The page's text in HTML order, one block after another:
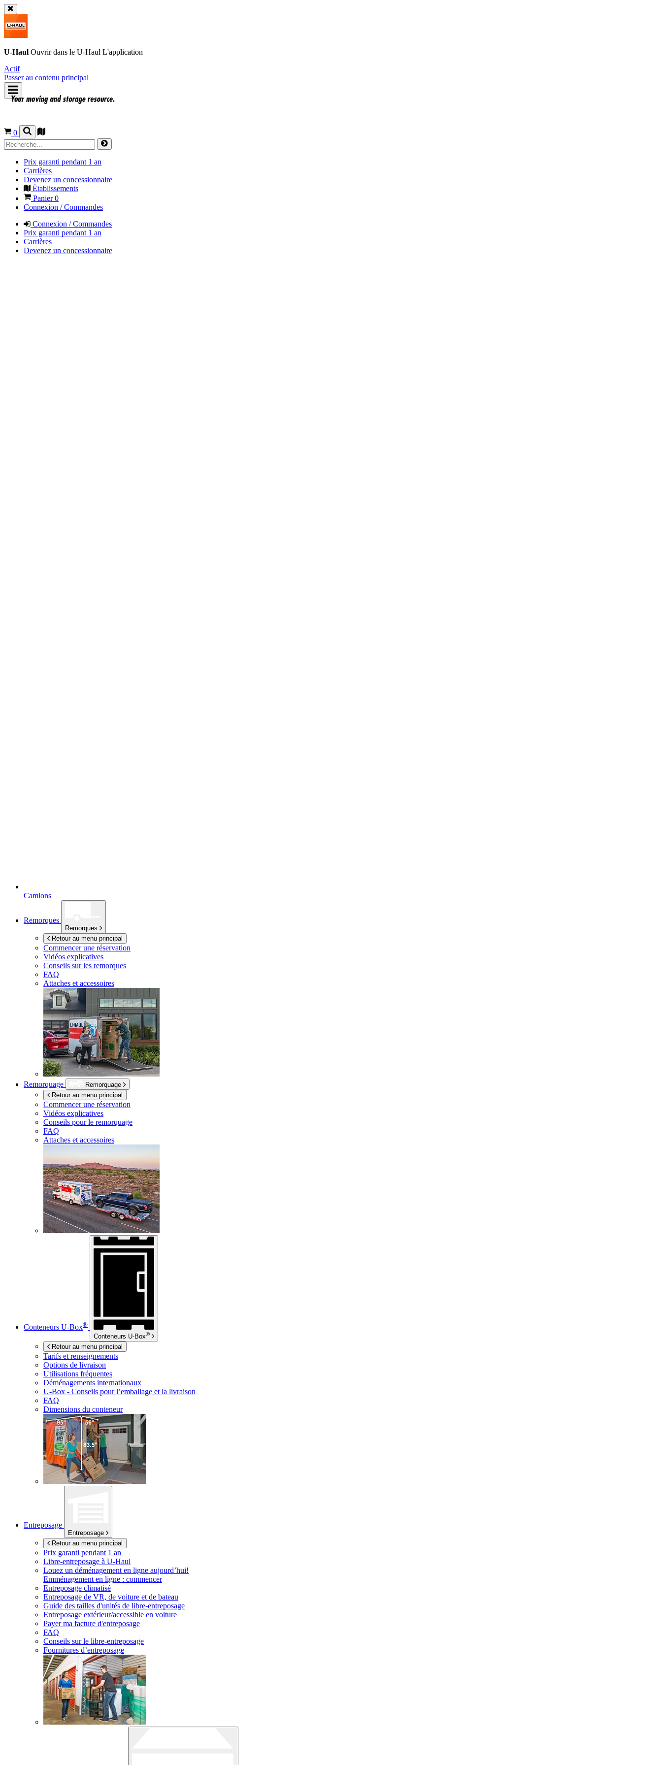
U-Haul Ouvrir dans le U-Haul L'application
Actif
Passer au contenu principal
0
Prix garanti pendant 1 an
Carrières
Devenez un concessionnaire
Établissements
Panier0
Connexion / Commandes
Connexion / Commandes
Prix garanti pendant 1 an
Carrières
Devenez un concessionnaire
Camions
Remorques
Remorques
Retour au menu principal
Commencer une réservation
Vidéos explicatives
Conseils sur les remorques
FAQ
Attaches et accessoires
Remorquage
Remorquage
Retour au menu principal
Commencer une réservation
Vidéos explicatives
Conseils pour le remorquage
FAQ
Attaches et accessoires
Conteneurs U-Box®
Conteneurs U-Box®
Retour au menu principal
Tarifs et renseignements
Options de livraison
Utilisations fréquentes
Déménagements internationaux
U-Box - Conseils pour l’emballage et la livraison
FAQ
Dimensions du conteneur
Entreposage
Entreposage
Retour au menu principal
Prix garanti pendant 1 an
Libre-entreposage à U-Haul
Louez un déménagement en ligne aujourd’hui!
Emménagement en ligne : commencer
Entreposage climatisé
Entreposage de VR, de voiture et de bateau
Guide des tailles d'unités de libre-entreposage
Entreposage extérieur/accessible en voiture
Payer ma facture d'entreposage
FAQ
Conseils sur le libre-entreposage
Fournitures d’entreposage